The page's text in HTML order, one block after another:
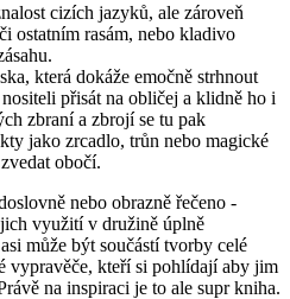
cizích jazyků, ale zároveň
ostatním rasám, nebo kladivo
která dokáže emočně strhnout
přisát na obličej a klidně ho i
zbraní a zbrojí se tu pak
jako zrcadlo, trůn nebo magické
obočí.
nebo obrazně řečeno -
využití v družině úplně
může být součástí tvorby celé
vypravěče, kteří si pohlídají aby jim
na inspiraci je to ale supr kniha.